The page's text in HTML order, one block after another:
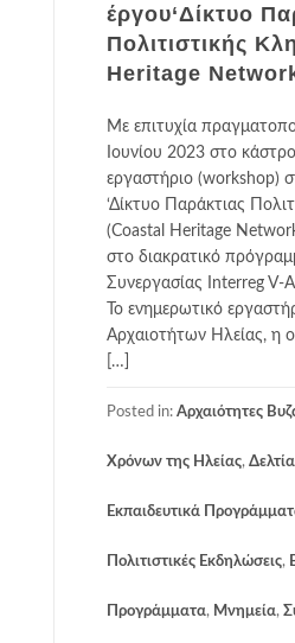
έργου‘Δίκτυο
Πολιτιστικής
Heritage
Με επιτυχία
Ιουνίου 2023 στο
εργαστήριο (workshop)
‘Δίκτυο Παράκτιας
(Coastal Heritage
στο διακρατικό
Συνεργασίας Interreg V-
Το ενημερωτικό
Αρχαιοτήτων Ηλείας, η
[…]
Posted in: Αρχαιότητες
Χρόνων της Ηλείας,
Εκπαιδευτικά
Πολιτιστικές Εκδηλώσεις,
Προγράμματα, Μνημεία,